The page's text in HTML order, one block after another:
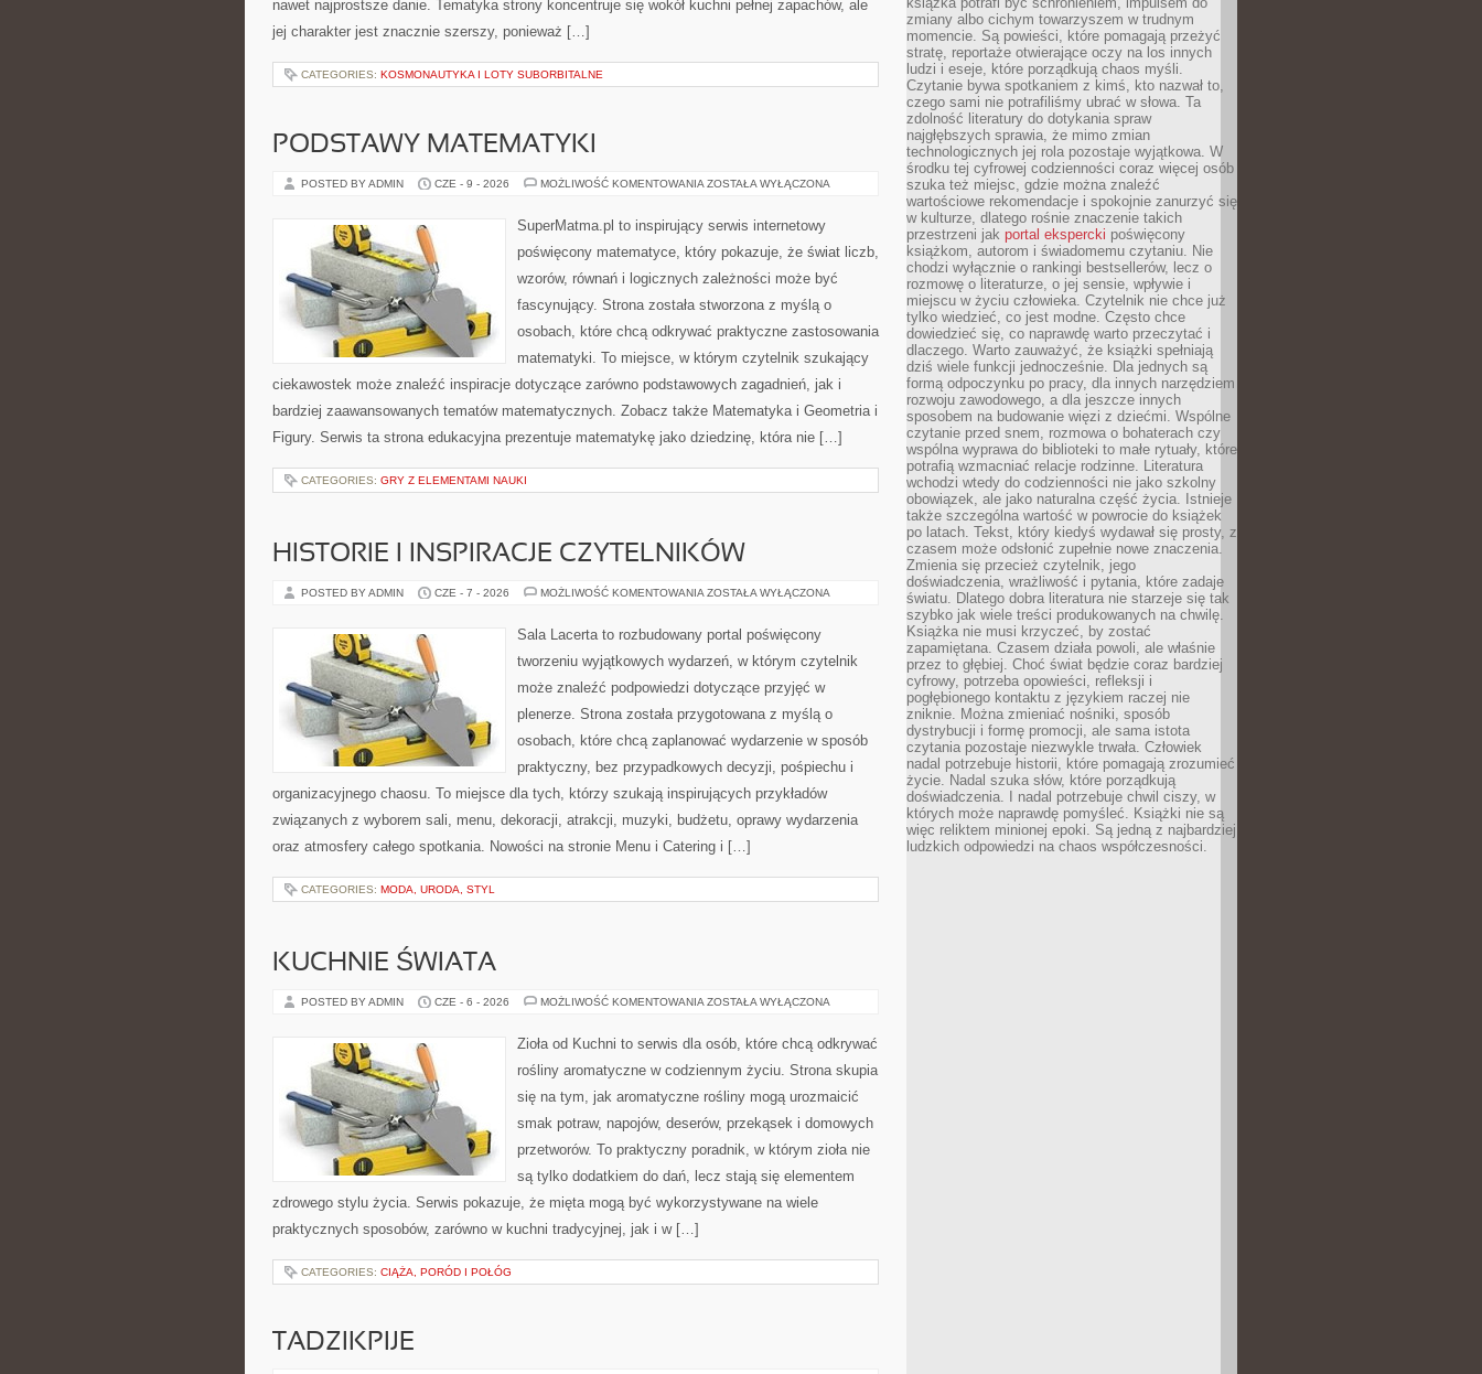
nawet najprostsze danie. Tematyka strony koncentruje się wokół kuchni pełnej zapachów, ale
jej charakter jest znacznie szerszy, ponieważ […]
CATEGORIES: KOSMONAUTYKA I LOTY SUBORBITALNE
PODSTAWY MATEMATYKI
POSTED BY ADMIN CZE - 9 - 2026 MOŻLIWOŚĆ KOMENTOWANIA PODSTAWY
ZOSTAŁA WYŁĄCZONA
SuperMatma.pl to inspirujący serwis internetowy
poświęcony matematyce, który pokazuje, że świat liczb,
wzorów, równań i logicznych zależności może być
fascynujący. Strona została stworzona z myślą o
osobach, które chcą odkrywać praktyczne zastosowania
matematyki. To miejsce, w którym czytelnik szukający
ciekawostek może znaleźć inspiracje dotyczące zarówno podstawowych zagadnień, jak i
bardziej zaawansowanych tematów matematycznych. Zobacz także Matematyka i Geometria i
Figury. Serwis ta strona edukacyjna prezentuje matematykę jako dziedzinę, która nie […]
CATEGORIES: GRY Z ELEMENTAMI NAUKI
HISTORIE I INSPIRACJE CZYTELNIKÓW
POSTED BY ADMIN CZE - 7 - 2026 MOŻLIWOŚĆ KOMENTOWANIA HISTORIE
CZYTELNIKÓW
ZOSTAŁA WYŁĄCZONA
Sala Lacerta to rozbudowany portal poświęcony
tworzeniu wyjątkowych wydarzeń, w którym czytelnik
może znaleźć podpowiedzi dotyczące przyjęć w
plenerze. Strona została przygotowana z myślą o
osobach, które chcą zaplanować wydarzenie w sposób
praktyczny, bez przypadkowych decyzji, pośpiechu i
organizacyjnego chaosu. To miejsce dla tych, którzy szukają inspirujących przykładów
związanych z wyborem sali, menu, dekoracji, atrakcji, muzyki, budżetu, oprawy wydarzenia
oraz atmosfery całego spotkania. Nowości na stronie Menu i Catering i […]
CATEGORIES: MODA, URODA, STYL
KUCHNIE ŚWIATA
POSTED BY ADMIN CZE - 6 - 2026 MOŻLIWOŚĆ KOMENTOWANIA KUCHNIE
ZOSTAŁA WYŁĄCZONA
Zioła od Kuchni to serwis dla osób, które chcą odkrywać
rośliny aromatyczne w codziennym życiu. Strona skupia
się na tym, jak aromatyczne rośliny mogą urozmaicić
smak potraw, napojów, deserów, przekąsek i domowych
przetworów. To praktyczny poradnik, w którym zioła nie
są tylko dodatkiem do dań, lecz stają się elementem
zdrowego stylu życia. Serwis pokazuje, że mięta mogą być wykorzystywane na wiele
praktycznych sposobów, zarówno w kuchni tradycyjnej, jak i w […]
CATEGORIES: CIĄŻA, PORÓD I POŁÓG
TADZIKPIJE
zmiany albo cichym towarzyszem w trudnym
momencie. Są powieści, które pomagają przeżyć
stratę, reportaże otwierające oczy na los innych
ludzi i eseje, które porządkują chaos myśli.
Czytanie bywa spotkaniem z kimś, kto nazwał to,
czego sami nie potrafiliśmy ubrać w słowa. Ta
zdolność literatury do dotykania spraw
najgłębszych sprawia, że mimo zmian
technologicznych jej rola pozostaje wyjątkowa. W
środku tej cyfrowej codzienności coraz więcej osób
szuka też miejsc, gdzie można znaleźć
wartościowe rekomendacje i spokojnie zanurzyć się
w kulturze, dlatego rośnie znaczenie takich
przestrzeni jak portal ekspercki poświęcony
książkom, autorom i świadomemu czytaniu. Nie
chodzi wyłącznie o rankingi bestsellerów, lecz o
rozmowę o literaturze, o jej sensie, wpływie i
miejscu w życiu człowieka. Czytelnik nie chce już
tylko wiedzieć, co jest modne. Często chce
dowiedzieć się, co naprawdę warto przeczytać i
dlaczego. Warto zauważyć, że książki spełniają
dziś wiele funkcji jednocześnie. Dla jednych są
formą odpoczynku po pracy, dla innych narzędziem
rozwoju zawodowego, a dla jeszcze innych
sposobem na budowanie więzi z dziećmi. Wspólne
czytanie przed snem, rozmowa o bohaterach czy
wspólna wyprawa do biblioteki to małe rytuały, które
potrafią wzmacniać relacje rodzinne. Literatura
wchodzi wtedy do codzienności nie jako szkolny
obowiązek, ale jako naturalna część życia. Istnieje
także szczególna wartość w powrocie do książek
po latach. Tekst, który kiedyś wydawał się prosty, z
czasem może odsłonić zupełnie nowe znaczenia.
Zmienia się przecież czytelnik, jego
doświadczenia, wrażliwość i pytania, które zadaje
światu. Dlatego dobra literatura nie starzeje się tak
szybko jak wiele treści produkowanych na chwilę.
Książka nie musi krzyczeć, by zostać
zapamiętana. Czasem działa powoli, ale właśnie
przez to głębiej. Choć świat będzie coraz bardziej
cyfrowy, potrzeba opowieści, refleksji i
pogłębionego kontaktu z językiem raczej nie
zniknie. Można zmieniać nośniki, sposób
dystrybucji i formę promocji, ale sama istota
czytania pozostaje niezwykle trwała. Człowiek
nadal potrzebuje historii, które pomagają zrozumieć
życie. Nadal szuka słów, które porządkują
doświadczenia. I nadal potrzebuje chwil ciszy, w
których może naprawdę pomyśleć. Książki nie są
więc reliktem minionej epoki. Są jedną z najbardziej
ludzkich odpowiedzi na chaos współczesności.